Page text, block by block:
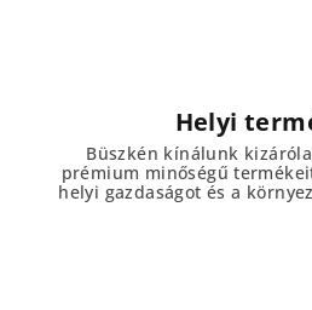
e
i
Helyi
Büszkén kínálunk
prémium minőségű
helyi gazdaságot és a